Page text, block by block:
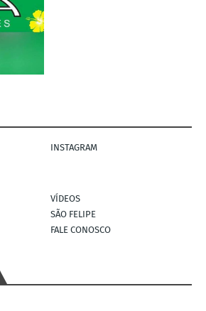
INSTAGRAM
VÍDEOS
SÃO FELIPE
FALE CONOSCO